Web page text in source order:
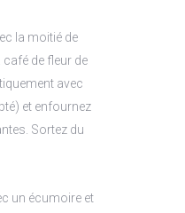
la moitié de
café de fleur de
avec
et enfournez
Sortez du
un écumoire et